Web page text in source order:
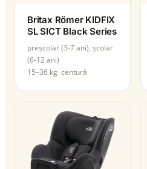
Britax Römer KIDFIX
SL SICT Black Series
preșcolar (3-7 ani), școlar
(6-12 ani)
15–36 kg centură